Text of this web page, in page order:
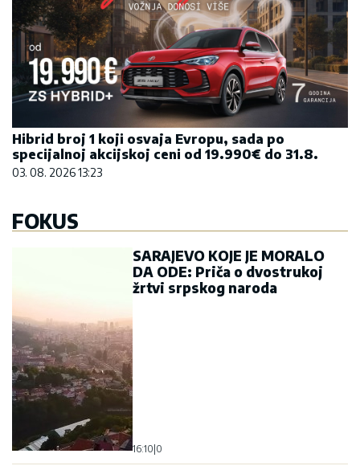
Hibrid broj 1 koji osvaja Evropu, sada po
specijalnoj akcijskoj ceni od 19.990€ do 31.8.
03. 08. 2026 13:23
FOKUS
SARAJEVO KOJE JE MORALO
DA ODE: Priča o dvostrukoj
žrtvi srpskog naroda
16:10|0